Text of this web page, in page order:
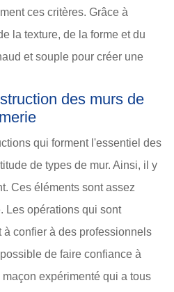
ces critères. Grâce à
la texture, de la forme et du
et souple pour créer une
des murs de
qui forment l'essentiel des
de types de mur. Ainsi, il y
Ces éléments sont assez
Les opérations qui sont
confier à des professionnels
de faire confiance à
expérimenté qui a tous